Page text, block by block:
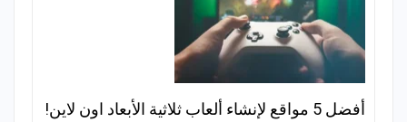
أفضل 5 مواقع لإنشاء ألعاب ثلاثية الأبعاد اون لاين!